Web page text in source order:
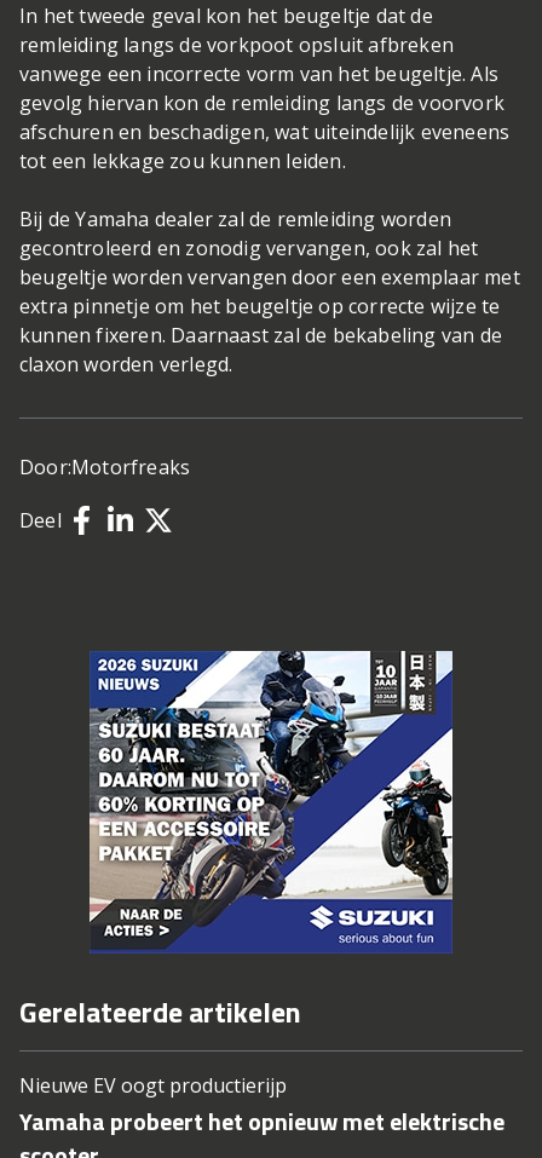
In het tweede geval kon het beugeltje dat de
remleiding langs de vorkpoot opsluit afbreken
vanwege een incorrecte vorm van het beugeltje. Als
gevolg hiervan kon de remleiding langs de voorvork
afschuren en beschadigen, wat uiteindelijk eveneens
tot een lekkage zou kunnen leiden.
Bij de Yamaha dealer zal de remleiding worden
gecontroleerd en zonodig vervangen, ook zal het
beugeltje worden vervangen door een exemplaar met
extra pinnetje om het beugeltje op correcte wijze te
kunnen fixeren. Daarnaast zal de bekabeling van de
claxon worden verlegd.
Door:Motorfreaks
Deel
Gerelateerde artikelen
Nieuwe EV oogt productierijp
Yamaha probeert het opnieuw met elektrische